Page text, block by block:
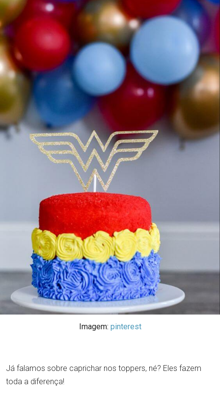
Imagem: pinterest
Já falamos sobre caprichar nos toppers, né? Eles fazem
toda a diferença!